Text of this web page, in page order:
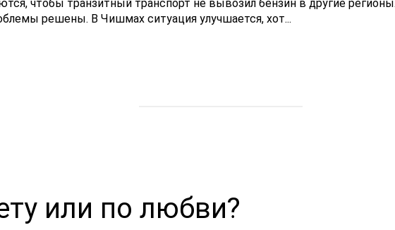
чтобы транзитный транспорт не вывозил бензин в другие
решены. В Чишмах ситуация улучшается, хот...
или по любви?